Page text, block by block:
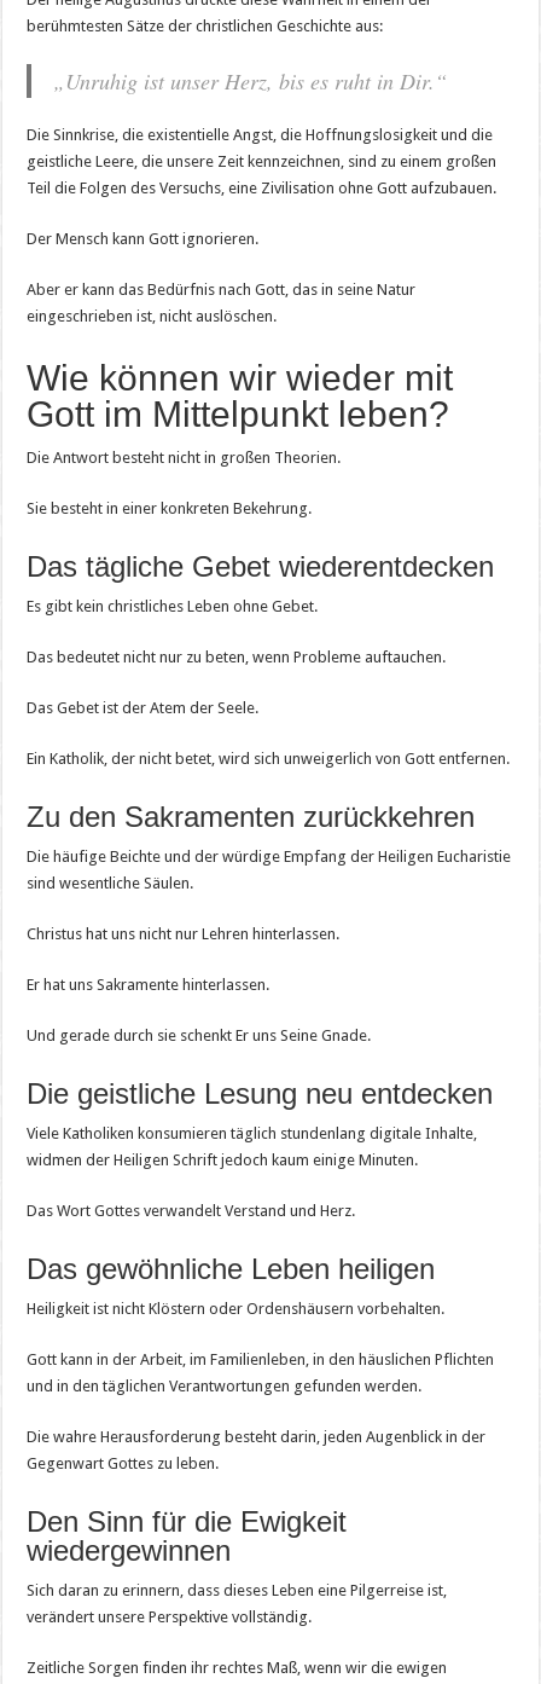
berühmtesten Sätze der christlichen Geschichte aus:
„Unruhig ist unser Herz, bis es ruht in Dir.“
Die Sinnkrise, die existentielle Angst, die Hoffnungslosigkeit und die
geistliche Leere, die unsere Zeit kennzeichnen, sind zu einem großen
Teil die Folgen des Versuchs, eine Zivilisation ohne Gott aufzubauen.
Der Mensch kann Gott ignorieren.
Aber er kann das Bedürfnis nach Gott, das in seine Natur
eingeschrieben ist, nicht auslöschen.
Wie können wir wieder mit
Gott im Mittelpunkt leben?
Die Antwort besteht nicht in großen Theorien.
Sie besteht in einer konkreten Bekehrung.
Das tägliche Gebet wiederentdecken
Es gibt kein christliches Leben ohne Gebet.
Das bedeutet nicht nur zu beten, wenn Probleme auftauchen.
Das Gebet ist der Atem der Seele.
Ein Katholik, der nicht betet, wird sich unweigerlich von Gott entfernen.
Zu den Sakramenten zurückkehren
Die häufige Beichte und der würdige Empfang der Heiligen Eucharistie
sind wesentliche Säulen.
Christus hat uns nicht nur Lehren hinterlassen.
Er hat uns Sakramente hinterlassen.
Und gerade durch sie schenkt Er uns Seine Gnade.
Die geistliche Lesung neu entdecken
Viele Katholiken konsumieren täglich stundenlang digitale Inhalte,
widmen der Heiligen Schrift jedoch kaum einige Minuten.
Das Wort Gottes verwandelt Verstand und Herz.
Das gewöhnliche Leben heiligen
Heiligkeit ist nicht Klöstern oder Ordenshäusern vorbehalten.
Gott kann in der Arbeit, im Familienleben, in den häuslichen Pflichten
und in den täglichen Verantwortungen gefunden werden.
Die wahre Herausforderung besteht darin, jeden Augenblick in der
Gegenwart Gottes zu leben.
Den Sinn für die Ewigkeit
wiedergewinnen
Sich daran zu erinnern, dass dieses Leben eine Pilgerreise ist,
verändert unsere Perspektive vollständig.
Zeitliche Sorgen finden ihr rechtes Maß, wenn wir die ewigen